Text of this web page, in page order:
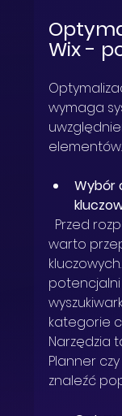
Wix -
wymaga
Wybór
warto
potencjalni
kategorie
Narzędzia
Planner
znaleźć